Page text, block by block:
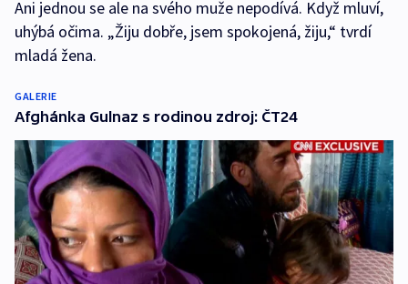
Ani jednou se ale na svého muže nepodívá. Když mluví,
uhýbá očima. „Žiju dobře, jsem spokojená, žiju,“ tvrdí
mladá žena.
GALERIE
Afghánka Gulnaz s rodinou zdroj: ČT24